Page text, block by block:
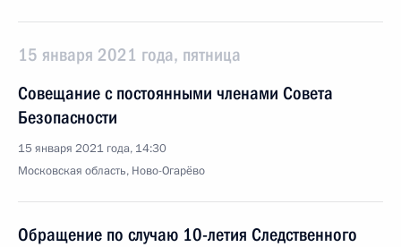
15 января 2021 года, пятница
Совещание с постоянными членами Совета
Безопасности
15 января 2021 года, 14:30
Московская область, Ново-Огарёво
Обращение по случаю 10-летия Следственного